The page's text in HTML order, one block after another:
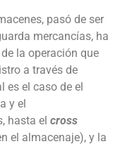
pasó de ser
mercancías, ha
la operación que
a través de
es el caso de el
y el
hasta el cross
el almacenaje), y la